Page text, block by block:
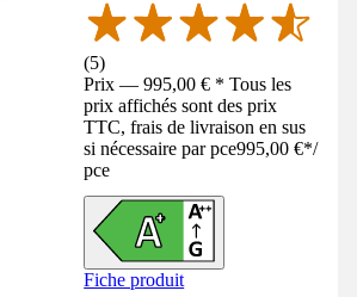
(5)
Prix — 995,00 € * Tous les
prix affichés sont des prix
TTC, frais de livraison en sus
si nécessaire par pce995,00 €*/
pce
Fiche produit